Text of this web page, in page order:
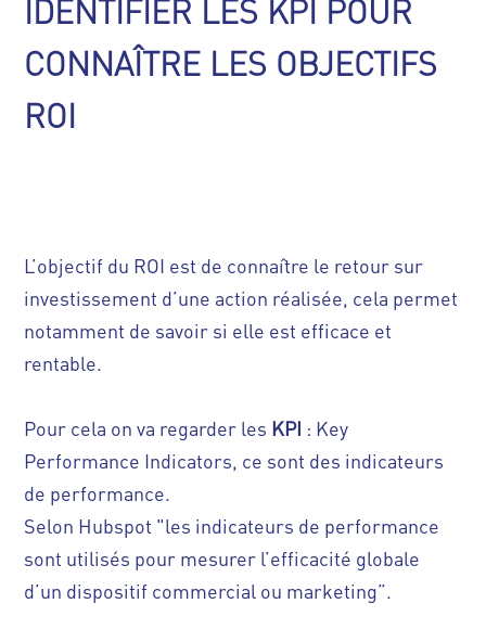
IDENTIFIER LES KPI POUR
CONNAÎTRE LES OBJECTIFS
ROI
L’objectif du ROI est de connaître le retour sur
investissement d’une action réalisée, cela permet
notamment de savoir si elle est efficace et
rentable.
Pour cela on va regarder les KPI : Key
Performance Indicators, ce sont des indicateurs
de performance.
Selon Hubspot "les indicateurs de performance
sont utilisés pour mesurer l’efficacité globale
d’un dispositif commercial ou marketing”.